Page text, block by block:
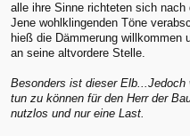
alle ihre Sinne richteten sich
Jene wohlklingenden Töne
hieß die Dämmerung willkommen
an seine altvordere Stelle.
Besonders ist dieser
tun zu können für den Herr der
nutzlos und nur eine Last.